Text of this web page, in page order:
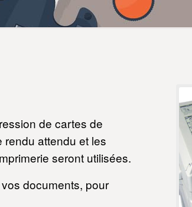
de cartes de
attendu et les
seront utilisées.
documents, pour